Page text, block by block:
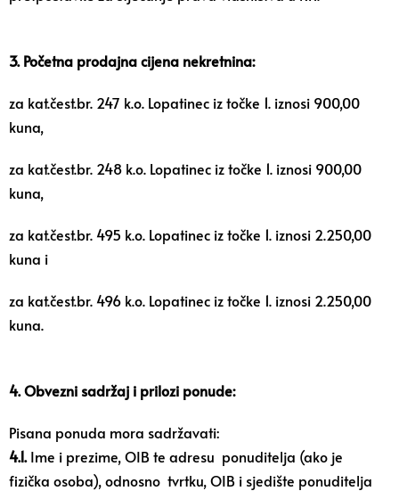
3. Početna prodajna cijena nekretnina:
za kat.čest.br. 247 k.o. Lopatinec iz točke 1. iznosi 900,00
kuna,
za kat.čest.br. 248 k.o. Lopatinec iz točke 1. iznosi 900,00
kuna,
za kat.čest.br. 495 k.o. Lopatinec iz točke 1. iznosi 2.250,00
kuna i
za kat.čest.br. 496 k.o. Lopatinec iz točke 1. iznosi 2.250,00
kuna.
4. Obvezni sadržaj i prilozi ponude:
Pisana ponuda mora sadržavati:
4.1.Ime i prezime, OIB te adresu ponuditelja (ako je
fizička osoba), odnosno tvrtku, OIB i sjedište ponuditelja